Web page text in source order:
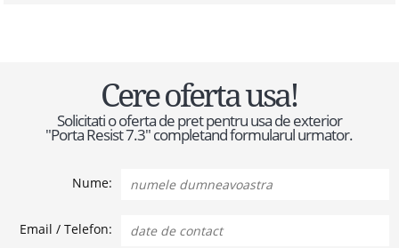
Cere oferta usa!
Solicitati o oferta de pret pentru usa de exterior
"Porta Resist 7.3" completand formularul urmator.
Nume:
Email / Telefon: